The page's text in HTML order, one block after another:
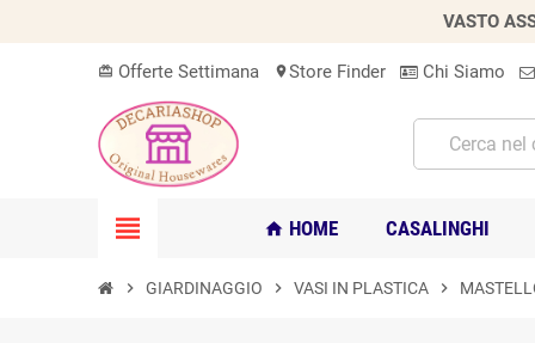
VASTO
card_giftcard Offerte Settimana location_onStore Finder Chi Siamo
view_headline home HOME CASALINGHI
chevron_right GIARDINAGGIO chevron_right VASI IN PLASTICA chevron_right